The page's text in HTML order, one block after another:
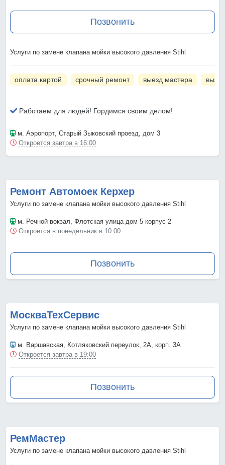
Позвонить
Услуги по замене клапана мойки высокого давления Stihl
оплата картой срочный ремонт выезд мастера
Работаем для людей! Гордимся своим делом!
м. Аэропорт, Старый Зыковский проезд, дом 3
Откроется завтра в 16:00
Ремонт Автомоек Керхер
Услуги по замене клапана мойки высокого давления Stihl
м. Речной вокзал, Флотская улица дом 5 корпус 2
Откроется в понедельник в 10:00
Позвонить
МоскваТехСервис
Услуги по замене клапана мойки высокого давления Stihl
м. Варшавская, Котляковский переулок, 2А, корп. 3А
Откроется завтра в 19:00
Позвонить
РемМастер
Услуги по замене клапана мойки высокого давления Stihl